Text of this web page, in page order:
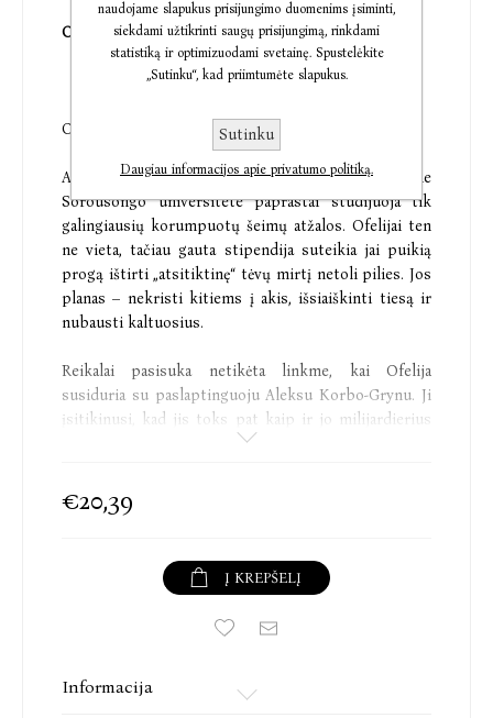
O ji ketina jo pasaulį paversti pelenais.
Ofelija Vinters trokšta keršto.
Atokiose Škotijos aukštumose įsikūrusiame
Sorousongo universitete paprastai studijuoja tik
galingiausių korumpuotų šeimų atžalos. Ofelijai ten
ne vieta, tačiau gauta stipendija suteikia jai puikią
progą ištirti „atsitiktinę“ tėvų mirtį netoli pilies. Jos
planas – nekristi kitiems į akis, išsiaiškinti tiesą ir
nubausti kaltuosius.
Reikalai pasisuka netikėta linkme, kai Ofelija
susiduria su paslaptinguoju Aleksu Korbo-Grynu. Ji
įsitikinusi, kad jis toks pat kaip ir jo milijardierius
tėvas, pagrindinis įtariamasis, – pabaisa avies kailyje.
Iki šiol Ofelija kliovėsi tik savimi, bet kai nežinomas
kankintojas pradeda ją persekioti, mergina supranta,
netikėtu sąjungininku ir alibi. Ofelijos keršto planas
susvyruoja – ji ima įsimylėti po kieta išore slypinčią
€20,39
Į KREPŠELĮ
Informacija
naudojame slapukus prisijungimo duomenims įsiminti,
siekdami užtikrinti saugų prisijungimą, rinkdami
statistiką ir optimizuodami svetainę. Spustelėkite
„Sutinku“, kad priimtumėte slapukus.
Sutinku
Daugiau informacijos apie privatumo politiką.